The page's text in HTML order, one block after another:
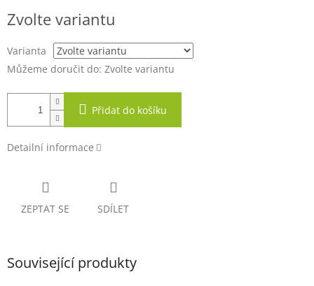
cena:
Zvolte variantu
Varianta
Můžeme doručit do: Zvolte variantu
Přidat do košíku
Detailní informace
ZEPTAT SE SDÍLET
Související produkty